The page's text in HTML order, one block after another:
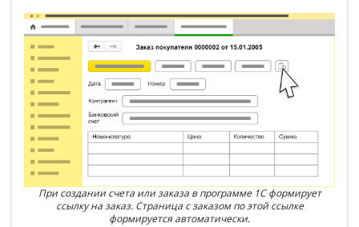
При создании счета или заказа в программе 1С формирует
ссылку на заказ. Страница с заказом по этой ссылке
формируется автоматически.